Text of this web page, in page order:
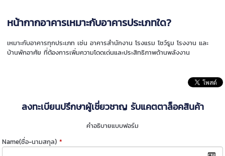
หน้ากากอาคารเหมาะกับอาคารประเภทใด?
เหมาะกับอาคารทุกประเภท เช่น อาคารสำนักงาน โรงแรม โชว์รูม โรงงาน และ
บ้านพักอาศัย ที่ต้องการเพิ่มความโดดเด่นและประสิทธิภาพด้านพลังงาน
ลงทะเบียนปรึกษาผู้เชี่ยวชาญ รับแคตตาล็อคสินค้า
คำอธิบายแบบฟอร์ม
Name(ชื่อ-นามสกุล) *